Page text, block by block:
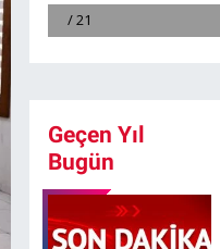
Geçen Yıl
Bugün